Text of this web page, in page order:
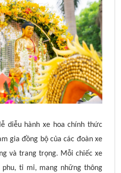
diễu hành xe hoa chính thức
gia đồng bộ của các đoàn xe
và trang trọng. Mỗi chiếc xe
tỉ mỉ, mang những thông